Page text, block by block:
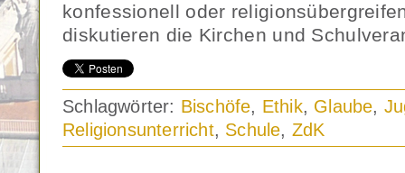
konfessionell oder
diskutieren die Kirchen und
Schlagwörter: Bischöfe, Ethik, Glaube,
Religionsunterricht, Schule, ZdK